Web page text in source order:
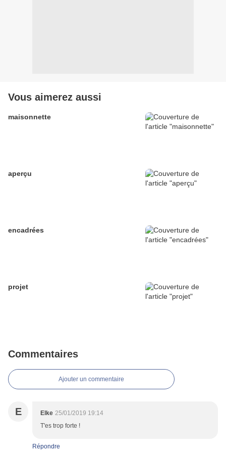
Vous aimerez aussi
maisonnette
aperçu
encadrées
projet
Commentaires
Ajouter un commentaire
E Elke 25/01/2019 19:14
T'es trop forte !
Répondre